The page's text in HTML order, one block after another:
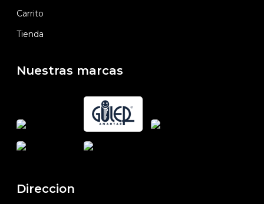
Carrito
Tienda
Nuestras marcas
Direccion